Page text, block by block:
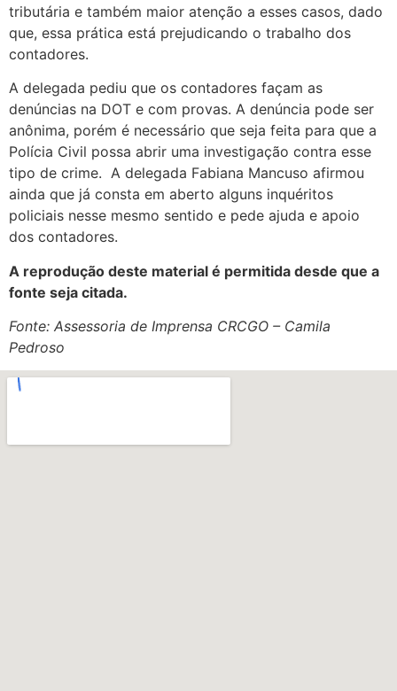
tributária e também maior atenção a esses casos, dado
que, essa prática está prejudicando o trabalho dos
contadores.
A delegada pediu que os contadores façam as
denúncias na DOT e com provas. A denúncia pode ser
anônima, porém é necessário que seja feita para que a
Polícia Civil possa abrir uma investigação contra esse
tipo de crime. A delegada Fabiana Mancuso afirmou
ainda que já consta em aberto alguns inquéritos
policiais nesse mesmo sentido e pede ajuda e apoio
dos contadores.
A reprodução deste material é permitida desde que a
fonte seja citada.
Fonte: Assessoria de Imprensa CRCGO – Camila
Pedroso